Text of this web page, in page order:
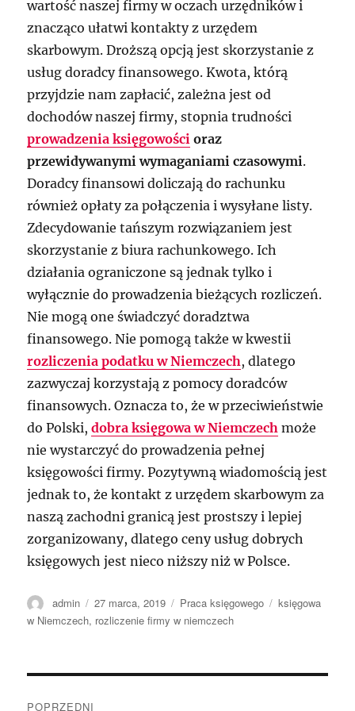
wartość naszej firmy w oczach urzędników i
znacząco ułatwi kontakty z urzędem
skarbowym. Droższą opcją jest skorzystanie z
usług doradcy finansowego. Kwota, którą
przyjdzie nam zapłacić, zależna jest od
dochodów naszej firmy, stopnia trudności
prowadzenia księgowości oraz
przewidywanymi wymaganiami czasowymi.
Doradcy finansowi doliczają do rachunku
również opłaty za połączenia i wysyłane listy.
Zdecydowanie tańszym rozwiązaniem jest
skorzystanie z biura rachunkowego. Ich
działania ograniczone są jednak tylko i
wyłącznie do prowadzenia bieżących rozliczeń.
Nie mogą one świadczyć doradztwa
finansowego. Nie pomogą także w kwestii
rozliczenia podatku w Niemczech, dlatego
zazwyczaj korzystają z pomocy doradców
finansowych. Oznacza to, że w przeciwieństwie
do Polski,dobra księgowa w Niemczech może
nie wystarczyć do prowadzenia pełnej
księgowości firmy. Pozytywną wiadomością jest
jednak to, że kontakt z urzędem skarbowym za
naszą zachodni granicą jest prostszy i lepiej
zorganizowany, dlatego ceny usług dobrych
księgowych jest nieco niższy niż w Polsce.
Autor
admin
Data
publikacji
27 marca, 2019 Kategorie
Praca księgowego Tagi
księgowa
w Niemczech, rozliczenie firmy w niemczech
POPRZEDNI